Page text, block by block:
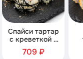
Спайси тартар
с креветкой и
семгой
709 ₽